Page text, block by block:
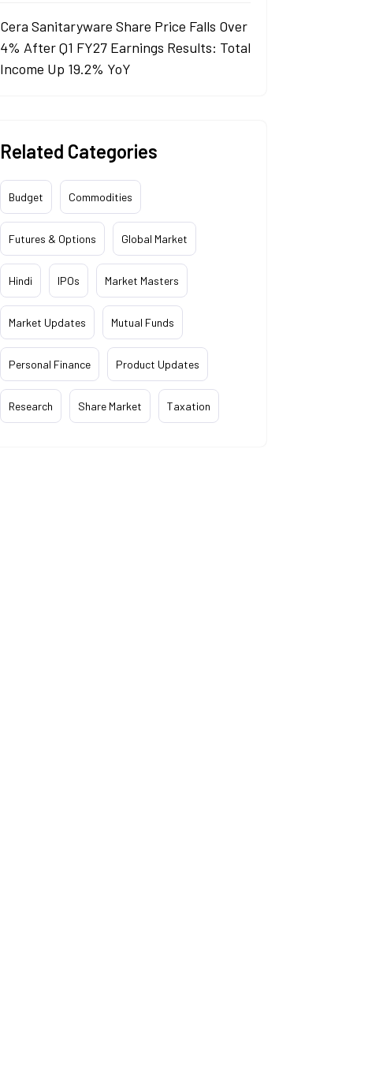
Cera Sanitaryware Share Price Falls Over
4% After Q1 FY27 Earnings Results: Total
Income Up 19.2% YoY
Related Categories
Budget Commodities
Futures & Options Global Market
Hindi IPOs Market Masters
Market Updates Mutual Funds
Personal Finance Product Updates
Research Share Market Taxation